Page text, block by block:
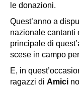
le donazioni.
Quest’anno a
nazionale cantanti
principale di
scese in campo
E, in
ragazzi di Amici